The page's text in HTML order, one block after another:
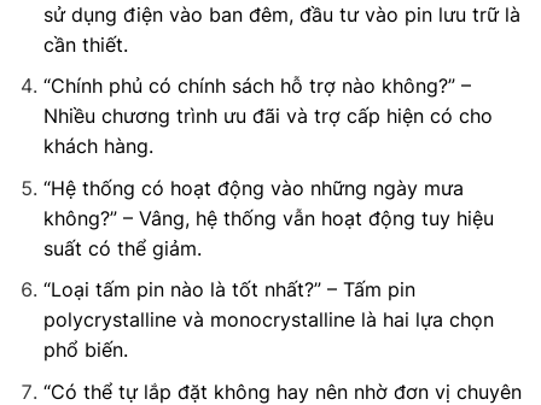
sử dụng điện vào ban đêm, đầu tư vào pin lưu trữ là
cần thiết.
“Chính phủ có chính sách hỗ trợ nào không?” –
Nhiều chương trình ưu đãi và trợ cấp hiện có cho
khách hàng.
“Hệ thống có hoạt động vào những ngày mưa
không?” – Vâng, hệ thống vẫn hoạt động tuy hiệu
suất có thể giảm.
“Loại tấm pin nào là tốt nhất?” – Tấm pin
polycrystalline và monocrystalline là hai lựa chọn
phổ biến.
“Có thể tự lắp đặt không hay nên nhờ đơn vị chuyên